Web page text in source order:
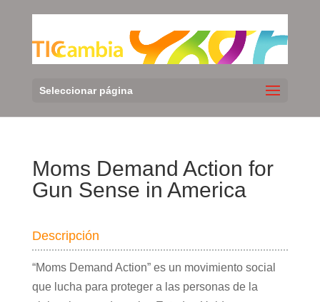
Seleccionar página
Moms Demand Action for
Gun Sense in America
Descripción
“Moms Demand Action” es un movimiento social
que lucha para proteger a las personas de la